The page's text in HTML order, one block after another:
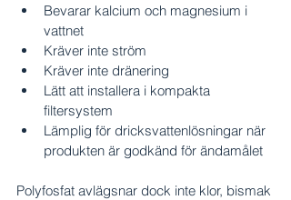
Bevarar kalcium och magnesium i
vattnet
Kräver inte ström
Kräver inte dränering
Lätt att installera i kompakta
filtersystem
Lämplig för dricksvattenlösningar när
produkten är godkänd för ändamålet
Polyfosfat avlägsnar dock inte klor, bismak